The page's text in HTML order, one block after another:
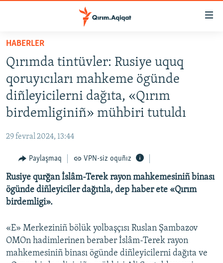
Esas
qaytmaq
Baş
navigatsiyağa
qaytmaq
Qıdıruvğa
HABERLER
SİYASET
İQTİSADİYAT
CEMİYET
İNSAN AQLARI
VİDEO
SÜRET
BLOGLAR
Русский
Українською
HABERLER
Qırımda tintüvler: Rusiye uquq
qoruyıcıları mahkeme ögünde
diñleyicilerni dağıta, «Qırım
birdemliginiñ» mühbiri tutuldı
29 fevral 2024, 13:44
Paylaşmaq VPN-siz oquñız
Rusiye qurğan İslâm-Terek rayon mahkemesiniñ binası
ögünde diñleyiciler dağıtıla, dep haber ete «Qırım
birdemligi».
«E» Merkeziniñ bölük yolbaşçısı Ruslan Şambazov
OMOn hadimlerinen beraber İslâm-Terek rayon
mahkemesiniñ binası ögünde diñleyicilerni dağıta ve